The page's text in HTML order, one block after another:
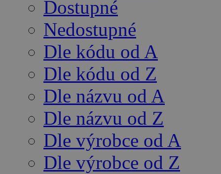
Dostupné
Nedostupné
Dle kódu od A
Dle kódu od Z
Dle názvu od A
Dle názvu od Z
Dle výrobce od A
Dle výrobce od Z